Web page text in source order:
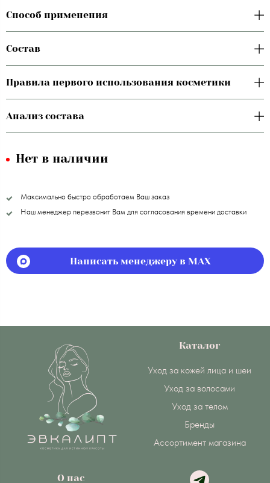
Способ применения
Состав
Правила первого использования косметики
Анализ состава
Нет в наличии
Максимально быстро обработаем Ваш заказ
Наш менеджер перезвонит Вам для согласования времени доставки
Написать менеджеру в MAX
Каталог
Уход за кожей лица и шеи
Уход за волосами
Уход за телом
Бренды
Ассортимент магазина
О нас